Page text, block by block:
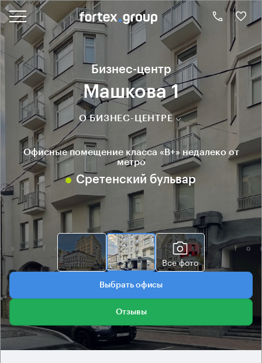
Бизнес-центр
Машкова 1
О БИЗНЕС-ЦЕНТРЕ
Офисные помещение класса «B+» недалеко от
метро
Сретенский бульвар
Все фото
Выбрать офисы
Отзывы